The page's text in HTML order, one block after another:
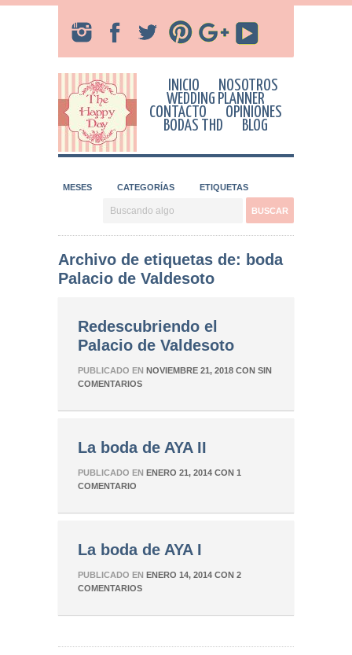
INICIO
NOSOTROS
WEDDING PLANNER
CONTACTO
OPINIONES
BODAS THD
BLOG
MESES CATEGORÍAS ETIQUETAS
Archivo de etiquetas de: boda
Palacio de Valdesoto
Redescubriendo el
Palacio de Valdesoto
PUBLICADO EN NOVIEMBRE 21, 2018 CON SIN
COMENTARIOS
La boda de AYA II
PUBLICADO EN ENERO 21, 2014 CON 1
COMENTARIO
La boda de AYA I
PUBLICADO EN ENERO 14, 2014 CON 2
COMENTARIOS